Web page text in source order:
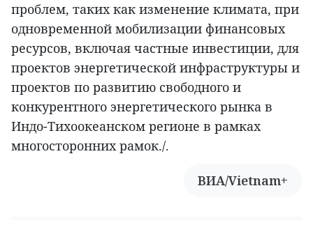
проблем, таких как изменение климата, при
одновременной мобилизации финансовых
ресурсов, включая частные инвестиции, для
проектов энергетической инфраструктуры и
проектов по развитию свободного и
конкурентного энергетического рынка в
Индо-Тихоокеанском регионе в рамках
многосторонних рамок./.
ВИА/Vietnam+